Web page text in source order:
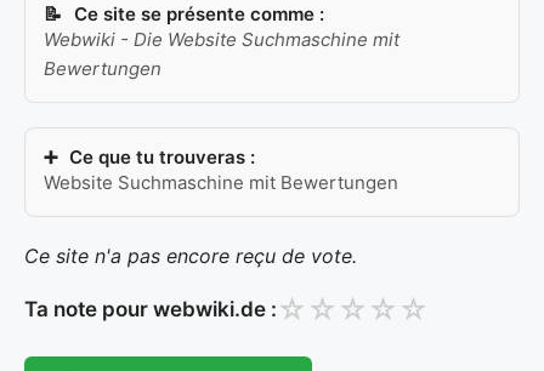
Ce site se présente comme :
Webwiki - Die Website Suchmaschine mit
Bewertungen
Ce que tu trouveras :
Website Suchmaschine mit Bewertungen
Ce site n'a pas encore reçu de vote.
Ta note pour webwiki.de : ☆ ☆ ☆ ☆ ☆